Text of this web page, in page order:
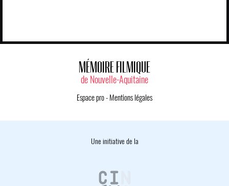
MÉMOIRE FILMIQUE
de Nouvelle-Aquitaine
Espace pro- Mentions légales
Une initiative de la